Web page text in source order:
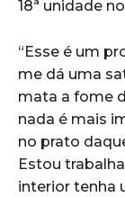
18ª unidade
“Esse é um
me dá uma
mata a fome
nada é mais
no prato
Estou
interior tenha